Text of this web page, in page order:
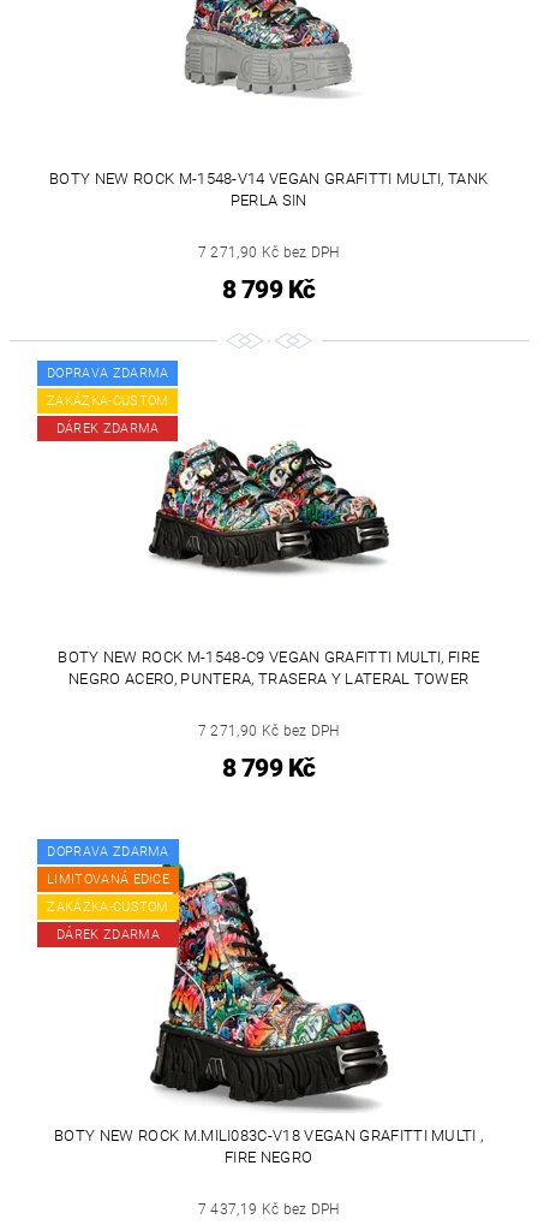
BOTY NEW ROCK M-1548-V14 VEGAN GRAFITTI MULTI, TANK
PERLA SIN
7 271,90 Kč bez DPH
8 799 Kč
DOPRAVA ZDARMA
ZAKÁZKA-CUSTOM
DÁREK ZDARMA
BOTY NEW ROCK M-1548-C9 VEGAN GRAFITTI MULTI, FIRE
NEGRO ACERO, PUNTERA, TRASERA Y LATERAL TOWER
7 271,90 Kč bez DPH
8 799 Kč
DOPRAVA ZDARMA
LIMITOVANÁ EDICE
ZAKÁZKA-CUSTOM
DÁREK ZDARMA
BOTY NEW ROCK M.MILI083C-V18 VEGAN GRAFITTI MULTI ,
FIRE NEGRO
7 437,19 Kč bez DPH